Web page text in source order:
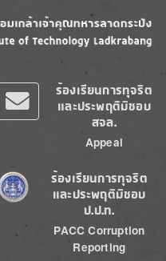
ร้องเรียนการทุจริต
และประพฤติมิชอบ
สจล.
Appeal
ร้องเรียนการทุจริต
และประพฤติมิชอบ
ป.ป.ท.
PACC Corruption
Reporting